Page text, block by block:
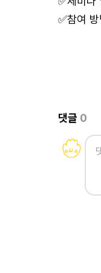
✅참여
댓글 0